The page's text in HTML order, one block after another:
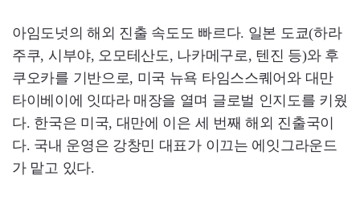
아임도넛의 해외 진출 속도도 빠르다. 일본 도쿄(하라
주쿠, 시부야, 오모테산도, 나카메구로, 텐진 등)와 후
쿠오카를 기반으로, 미국 뉴욕 타임스스퀘어와 대만
타이베이에 잇따라 매장을 열며 글로벌 인지도를 키웠
다. 한국은 미국, 대만에 이은 세 번째 해외 진출국이
다. 국내 운영은 강창민 대표가 이끄는 에잇그라운드
가 맡고 있다.